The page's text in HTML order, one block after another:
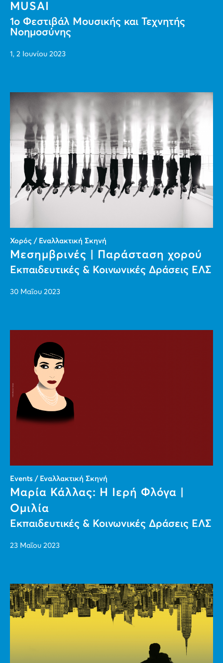
MUSAI
1ο Φεστιβάλ Μουσικής και Τεχνητής
Νοημοσύνης
1, 2 Ιουνίου 2023
Χορός / Εναλλακτική Σκηνή
Μεσημβρινές | Παράσταση χορού
Εκπαιδευτικές & Κοινωνικές Δράσεις ΕΛΣ
30 Μαΐου 2023
Events / Εναλλακτική Σκηνή
Μαρία Κάλλας: Η Ιερή Φλόγα |
Ομιλία
Εκπαιδευτικές & Κοινωνικές Δράσεις ΕΛΣ
23 Μαΐου 2023